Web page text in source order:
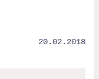
20.02.2018